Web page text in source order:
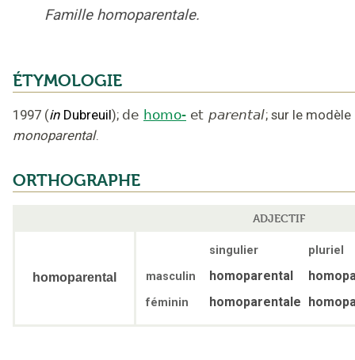
Famille homoparentale.
ÉTYMOLOGIE
1997 (in Dubreuil); de homo- et parental; sur le modèle
monoparental.
ORTHOGRAPHE
ADJECTIF
homoparental
singulier
pluriel
masculin
homoparental
féminin homoparentale